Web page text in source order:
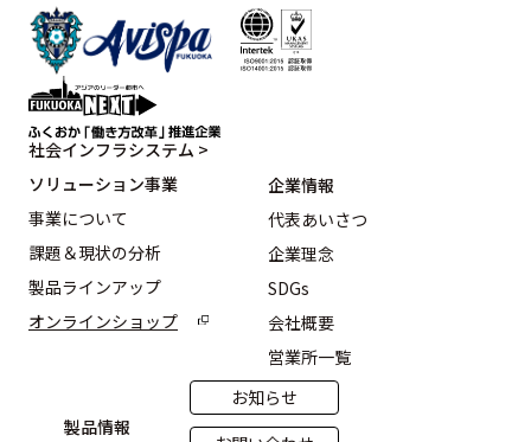
社会インフラシステム >
ソリューション事業
事業について
課題＆現状の分析
製品ラインアップ
オンラインショップ
企業情報
代表あいさつ
企業理念
SDGs
会社概要
営業所一覧
製品情報
お知らせ